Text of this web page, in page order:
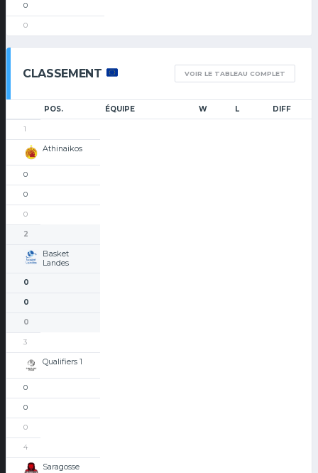
0
0
CLASSEMENT VOIR LE TABLEAU COMPLET
POS. ÉQUIPE W L DIFF
1
Athinaikos
0
0
0
2
Basket
Landes
0
0
0
3
Qualifiers 1
0
0
0
4
Saragosse